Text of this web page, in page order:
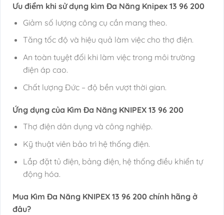
Ưu điểm khi sử dụng kìm Đa Năng Knipex 13 96 200
Giảm số lượng công cụ cần mang theo.
Tăng tốc độ và hiệu quả làm việc cho thợ điện.
An toàn tuyệt đối khi làm việc trong môi trường
điện áp cao.
Chất lượng Đức – độ bền vượt thời gian.
Ứng dụng của Kìm Đa Năng KNIPEX 13 96 200
Thợ điện dân dụng và công nghiệp.
Kỹ thuật viên bảo trì hệ thống điện.
Lắp đặt tủ điện, bảng điện, hệ thống điều khiển tự
động hóa.
Mua Kìm Đa Năng KNIPEX 13 96 200 chính hãng ở
đâu?